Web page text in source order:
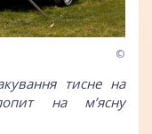
©
тисне на
на м’ясну